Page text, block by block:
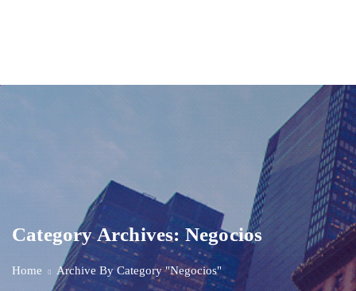
Category Archives: Negocios
Home Archive By Category "Negocios"